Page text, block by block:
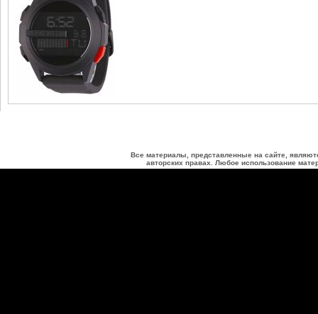
Все материалы, представленные на сайте,
авторских правах. Любое использование